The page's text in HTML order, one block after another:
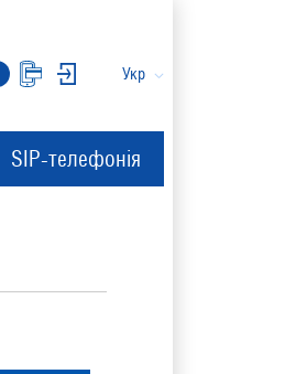
Укр
SIP-телефонія